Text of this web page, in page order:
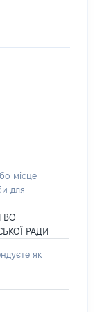
місце
для
РАДИ
як